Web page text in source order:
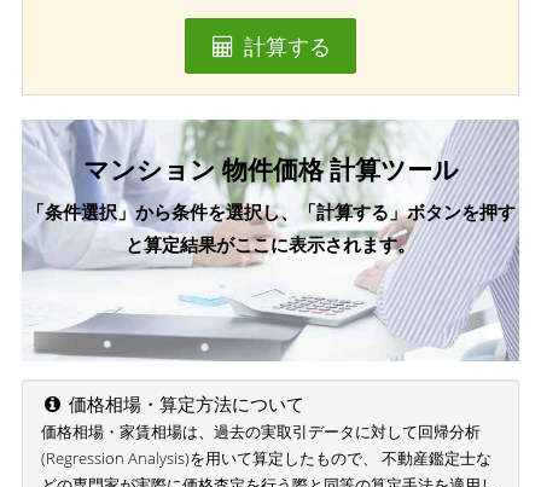
計算する
マンション 物件価格 計算ツール
「条件選択」から条件を選択し、「計算する」ボタンを押す
と算定結果がここに表示されます。
価格相場・算定方法について
価格相場・家賃相場は、過去の実取引データに対して回帰分析
(Regression Analysis)を用いて算定したもので、 不動産鑑定士な